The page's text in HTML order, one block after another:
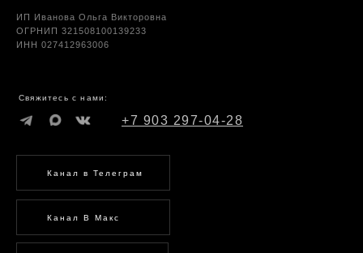
+7 903 297-04-28
Канал В Макс
Канал в Телеграм
Свяжитесь с нами:
ИП Иванова Ольга Викторовна
ОГРНИП 321508100139233
ИНН 027412963006